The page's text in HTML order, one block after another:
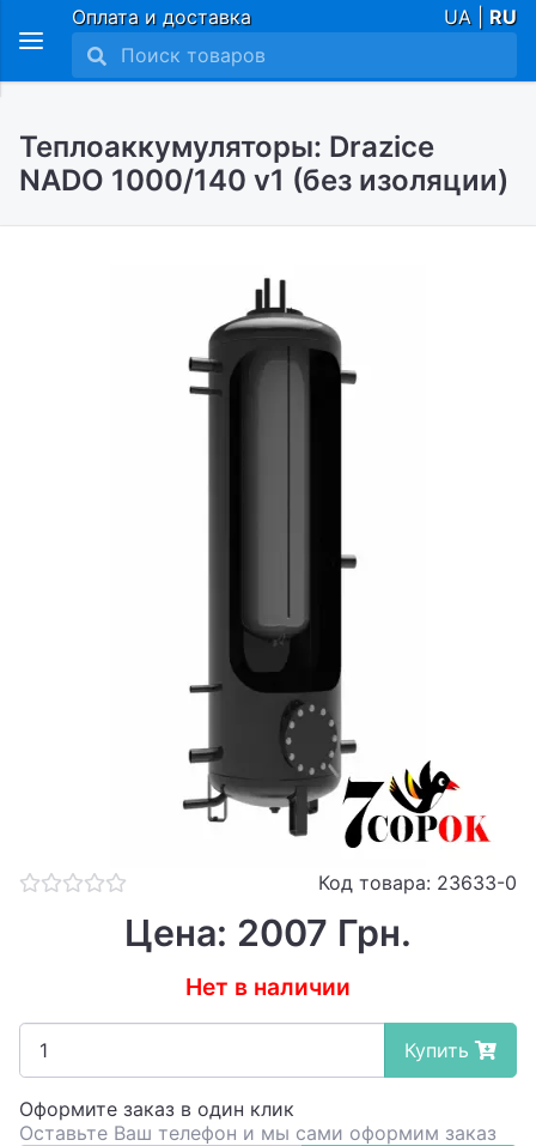
Оплата и доставка UA | RU
Теплоаккумуляторы: Drazice
NADO 1000/140 v1 (без изоляции)
Код товара: 23633-0
Цена: 2007 Грн.
Нет в наличии
Купить
Оформите заказ в один клик
Оставьте Ваш телефон и мы сами оформим заказ